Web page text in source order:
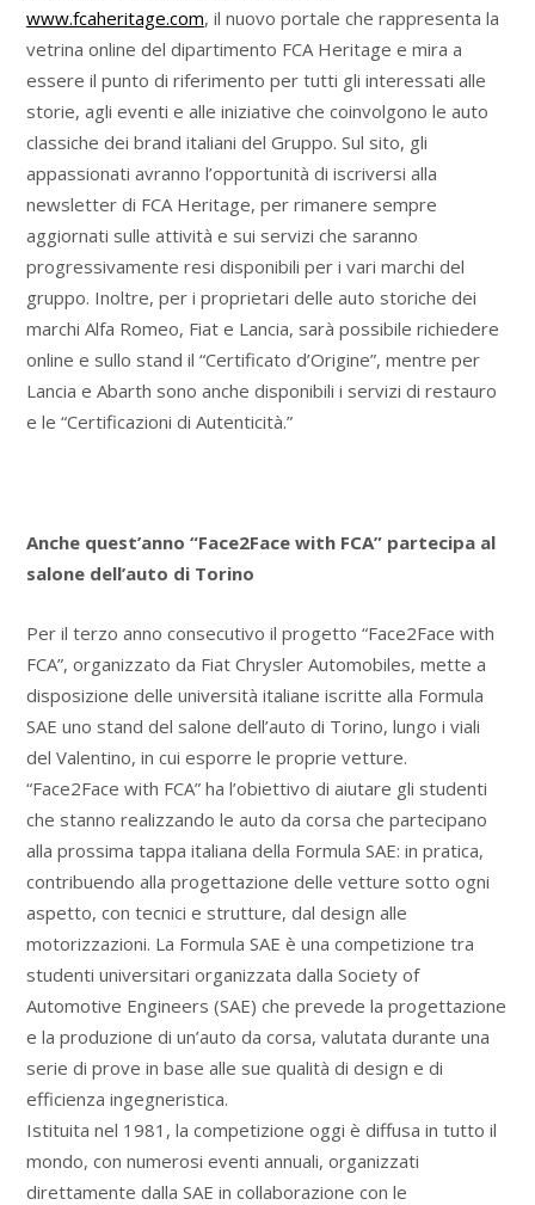
www.fcaheritage.com, il nuovo portale che rappresenta la
vetrina online del dipartimento FCA Heritage e mira a
essere il punto di riferimento per tutti gli interessati alle
storie, agli eventi e alle iniziative che coinvolgono le auto
classiche dei brand italiani del Gruppo. Sul sito, gli
appassionati avranno l’opportunità di iscriversi alla
newsletter di FCA Heritage, per rimanere sempre
aggiornati sulle attività e sui servizi che saranno
progressivamente resi disponibili per i vari marchi del
gruppo. Inoltre, per i proprietari delle auto storiche dei
marchi Alfa Romeo, Fiat e Lancia, sarà possibile richiedere
online e sullo stand il “Certificato d’Origine”, mentre per
Lancia e Abarth sono anche disponibili i servizi di restauro
e le “Certificazioni di Autenticità.”
Anche quest’anno “Face2Face with FCA” partecipa al
salone dell’auto di Torino
Per il terzo anno consecutivo il progetto “Face2Face with
FCA”, organizzato da Fiat Chrysler Automobiles, mette a
disposizione delle università italiane iscritte alla Formula
SAE uno stand del salone dell’auto di Torino, lungo i viali
del Valentino, in cui esporre le proprie vetture.
“Face2Face with FCA” ha l’obiettivo di aiutare gli studenti
che stanno realizzando le auto da corsa che partecipano
alla prossima tappa italiana della Formula SAE: in pratica,
contribuendo alla progettazione delle vetture sotto ogni
aspetto, con tecnici e strutture, dal design alle
motorizzazioni. La Formula SAE è una competizione tra
studenti universitari organizzata dalla Society of
Automotive Engineers (SAE) che prevede la progettazione
e la produzione di un’auto da corsa, valutata durante una
serie di prove in base alle sue qualità di design e di
efficienza ingegneristica.
Istituita nel 1981, la competizione oggi è diffusa in tutto il
mondo, con numerosi eventi annuali, organizzati
direttamente dalla SAE in collaborazione con le